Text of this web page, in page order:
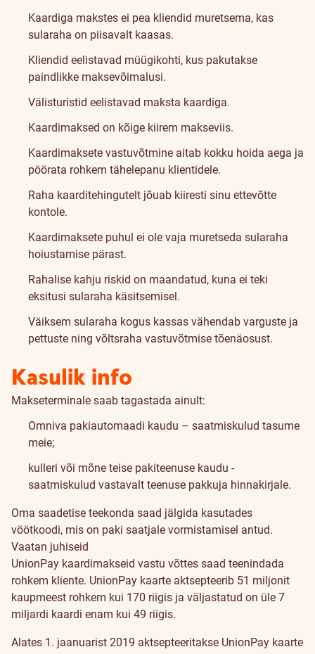
Kaardiga makstes ei pea kliendid muretsema, kas
sularaha on piisavalt kaasas.
Kliendid eelistavad müügikohti, kus pakutakse
paindlikke maksevõimalusi.
Välisturistid eelistavad maksta kaardiga.
Kaardimaksed on kõige kiirem makseviis.
Kaardimaksete vastuvõtmine aitab kokku hoida aega ja
pöörata rohkem tähelepanu klientidele.
Raha kaarditehingutelt jõuab kiiresti sinu ettevõtte
kontole.
Kaardimaksete puhul ei ole vaja muretseda sularaha
hoiustamise pärast.
Rahalise kahju riskid on maandatud, kuna ei teki
eksitusi sularaha käsitsemisel.
Väiksem sularaha kogus kassas vähendab varguste ja
pettuste ning võltsraha vastuvõtmise tõenäosust.
Kasulik info
Makseterminale saab tagastada ainult:
Omniva pakiautomaadi kaudu – saatmiskulud tasume
meie;
kulleri või mõne teise pakiteenuse kaudu -
saatmiskulud vastavalt teenuse pakkuja hinnakirjale.
Oma saadetise teekonda saad jälgida kasutades
vöötkoodi, mis on paki saatjale vormistamisel antud.
Vaatan juhiseid
UnionPay kaardimakseid vastu võttes saad teenindada
rohkem kliente. UnionPay kaarte aktsepteerib 51 miljonit
kaupmeest rohkem kui 170 riigis ja väljastatud on üle 7
miljardi kaardi enam kui 49 riigis.
Alates 1. jaanuarist 2019 aktsepteeritakse UnionPay kaarte